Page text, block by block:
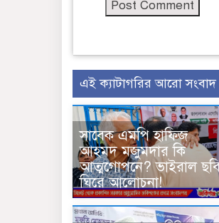
এই ক্যাটাগরির আরো সংবাদ
সাবেক এমপি হাফিজ
আহমদ মজুমদার কি
আত্মগোপনে? ভাইরাল
ঘিরে আলোচনা!